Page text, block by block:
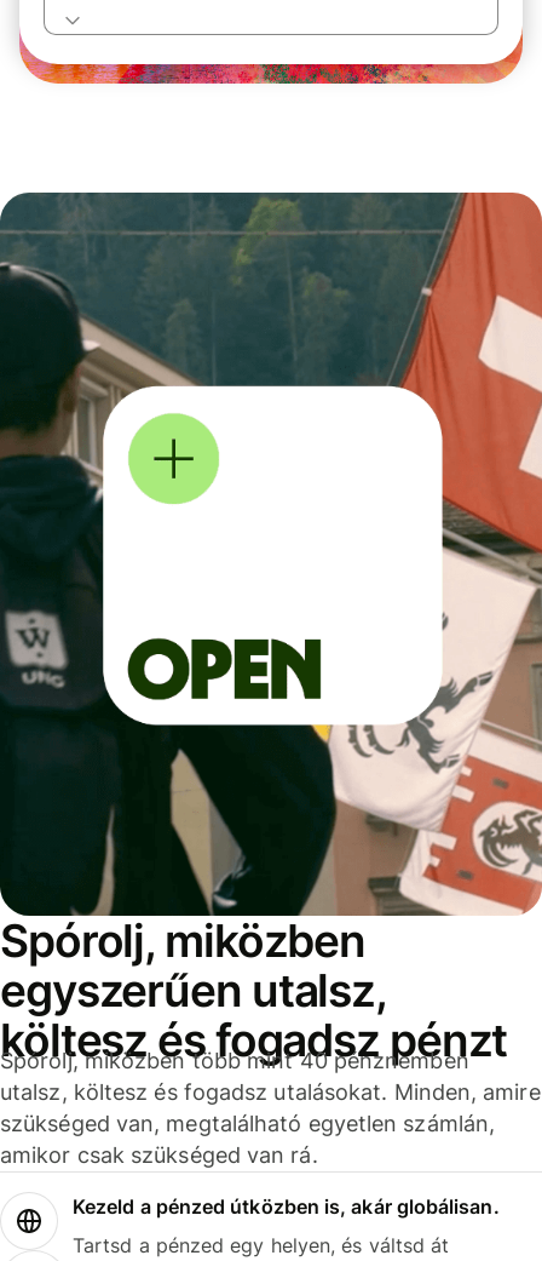
Spórolj, miközben
egyszerűen utalsz,
költesz és fogadsz pénzt
Spórolj, miközben több mint 40 pénznemben
utalsz, költesz és fogadsz utalásokat. Minden, amire
szükséged van, megtalálható egyetlen számlán,
amikor csak szükséged van rá.
Kezeld a pénzed útközben is, akár globálisan.
Tartsd a pénzed egy helyen, és váltsd át